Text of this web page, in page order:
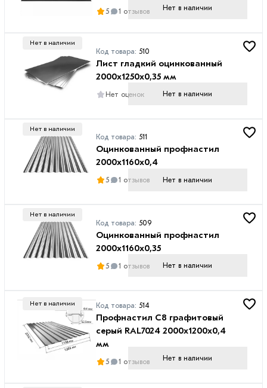
Глянцевая
Полиэстер
5 1 отзывов Нет в наличии
Нет в наличии
Код товара: 510
Лист гладкий оцинкованный
2000х1250х0,35 мм
Нет оценок Нет в наличии
Нет в наличии
Код товара: 511
Оцинкованный профнастил
2000х1160х0,4
5 1 отзывов Нет в наличии
Нет в наличии
Код товара: 509
Оцинкованный профнастил
2000х1160х0,35
5 1 отзывов Нет в наличии
Нет в наличии Код товара: 514
Профнастил С8 графитовый
серый RAL7024 2000х1200х0,4
мм
5 1 отзывов Нет в наличии